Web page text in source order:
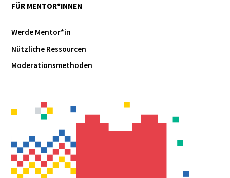
FÜR MENTOR*INNEN
Werde Mentor*in
Nützliche Ressourcen
Moderationsmethoden